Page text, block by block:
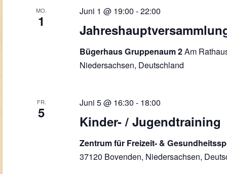
MO.
1
Juni 1 @ 19:00-22:00
Bügerhaus Gruppenaum 2Am
Niedersachsen, Deutschland
FR.
5
Kinder- / Jugendtraining
Juni 5 @ 16:30- 18:00
Zentrum für Freizeit- &
37120 Bovenden, Niedersachsen,